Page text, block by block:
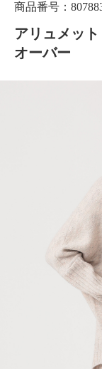
商品番号：
アリュメッ
オーバー